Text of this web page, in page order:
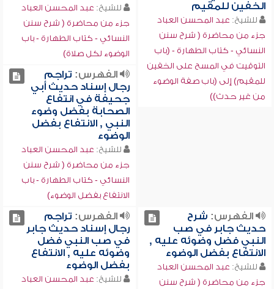
الخفين للمقيم
للشيخ: عبد المحسن العباد
جزء من محاضرة ( شرح سنن
النسائي - كتاب الطهارة - (باب
التوقيت في المسح على الخفين
للمقيم) إلى (باب صفة الوضوء
من غير حدث))
للشيخ: عبد المحسن العباد
جزء من محاضرة ( شرح سنن
النسائي - كتاب الطهارة - باب
الوضوء لكل صلاة)
الفهرس: تراجم
رجال إسناد حديث أبي
جحيفة في انتفاع
الصحابة بفضل وضوء
النبي , الانتفاع بفضل
الوضوء
للشيخ: عبد المحسن العباد
جزء من محاضرة ( شرح سنن
النسائي - كتاب الطهارة - باب
الانتفاع بفضل الوضوء)
الفهرس: شرح
حديث جابر في صب
النبي فضل وضوئه عليه ,
الانتفاع بفضل الوضوء
للشيخ: عبد المحسن العباد
جزء من محاضرة ( شرح سنن
الفهرس: تراجم
رجال إسناد حديث جابر
في صب النبي فضل
وضوئه عليه , الانتفاع
بفضل الوضوء
للشيخ: عبد المحسن العباد